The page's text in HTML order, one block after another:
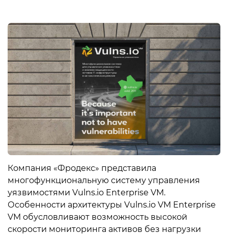
Компания «Фродекс» представила
многофункциональную систему управления
уязвимостями Vulns.io Enterprise VM.
Особенности архитектуры Vulns.io VM Enterprise
VM обусловливают возможность высокой
скорости мониторинга активов без нагрузки